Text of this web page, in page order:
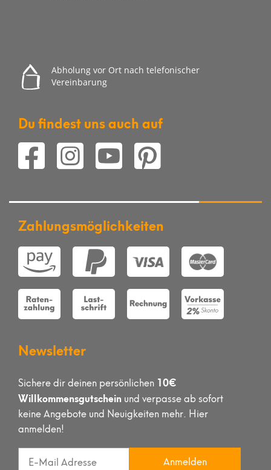
Abholung vor Ort nach telefonischer
Vereinbarung
Du findest uns auch auf
Zahlungsmöglichkeiten
Newsletter
Sichere dir deinen persönlichen 10€
Willkommensgutschein und verpasse ab sofort
keine Angebote und Neuigkeiten mehr. Hier
anmelden!
Anmelden